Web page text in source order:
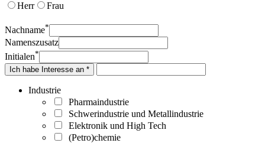
Herr Frau
Nachname*
Namenszusatz
Initialen*
Ich habe Interesse an *
Industrie
Pharmaindustrie
Schwerindustrie und Metallindustrie
Elektronik und High Tech
(Petro)chemie